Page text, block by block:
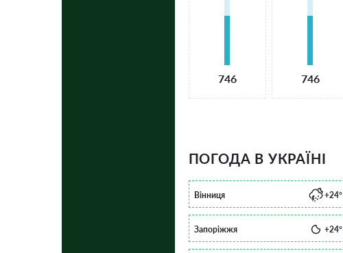
746 746
ПОГОДА В УКРАЇНІ
Вінниця +24°
Запоріжжя +24°